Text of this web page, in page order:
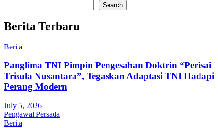
Search
Berita Terbaru
Berita
Panglima TNI Pimpin Pengesahan Doktrin “Perisai
Trisula Nusantara”, Tegaskan Adaptasi TNI Hadapi
Perang Modern
July 5, 2026
Pengawal Persada
Berita